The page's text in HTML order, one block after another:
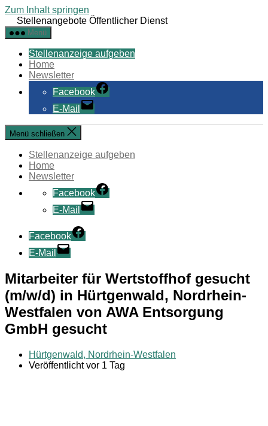
Zum Inhalt springen
Stellenangebote Öffentlicher Dienst
Menü
Stellenanzeige aufgeben
Home
Newsletter
Facebook
E-Mail
Menü schließen
Stellenanzeige aufgeben
Home
Newsletter
Facebook
E-Mail
Facebook
E-Mail
Mitarbeiter für Wertstoffhof gesucht
(m/w/d) in Hürtgenwald, Nordrhein-
Westfalen von AWA Entsorgung
GmbH gesucht
Hürtgenwald, Nordrhein-Westfalen
Veröffentlicht vor 1 Tag